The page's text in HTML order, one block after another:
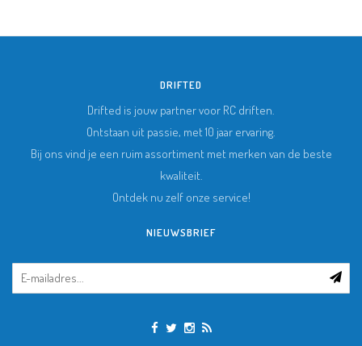
DRIFTED
Drifted is jouw partner voor RC driften.
Ontstaan uit passie, met 10 jaar ervaring.
Bij ons vind je een ruim assortiment met merken van de beste
kwaliteit.
Ontdek nu zelf onze service!
NIEUWSBRIEF